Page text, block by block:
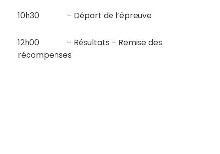
10h30 – Départ de l’épreuve
12h00 – Résultats – Remise des
récompenses